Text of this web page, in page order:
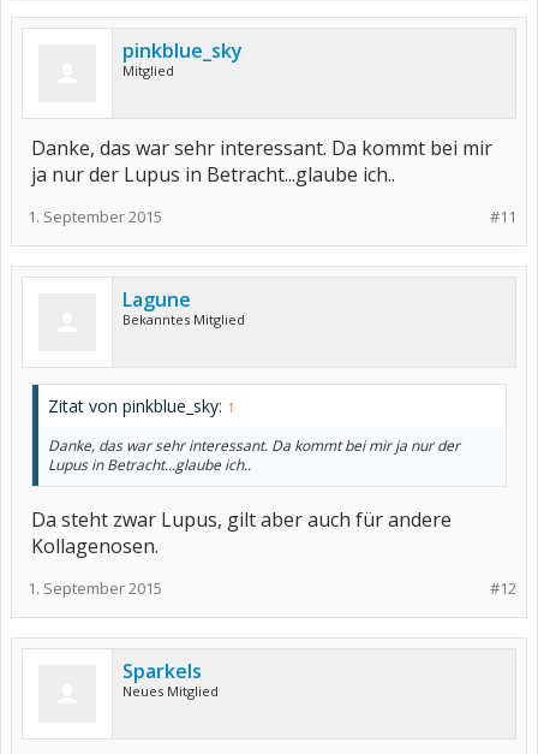
pinkblue_sky
Mitglied
Danke, das war sehr interessant. Da kommt bei mir
ja nur der Lupus in Betracht...glaube ich..
#11
1. September 2015
Lagune
Bekanntes Mitglied
Zitat von pinkblue_sky: ↑
Danke, das war sehr interessant. Da kommt bei mir ja nur der
Lupus in Betracht...glaube ich..
Da steht zwar Lupus, gilt aber auch für andere
Kollagenosen.
#12
1. September 2015
Sparkels
Neues Mitglied